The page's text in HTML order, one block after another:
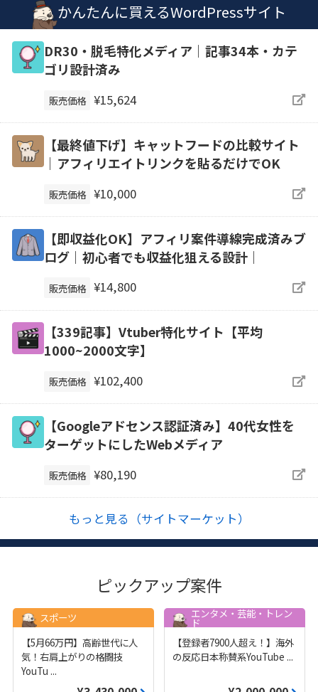
かんたんに買えるWordPressサイト
DR30・脱毛特化メディア｜記事34本・カテ
ゴリ設計済み
販売価格 ¥15,624
【最終値下げ】キャットフードの比較サイト
｜アフィリエイトリンクを貼るだけでOK
販売価格 ¥10,000
【即収益化OK】アフィリ案件導線完成済みブ
ログ｜初心者でも収益化狙える設計｜
販売価格 ¥14,800
【339記事】Vtuber特化サイト【平均
1000~2000文字】
販売価格 ¥102,400
【Googleアドセンス認証済み】40代女性を
ターゲットにしたWebメディア
販売価格 ¥80,190
もっと見る（サイトマーケット）
ピックアップ案件
スポーツ
【5月66万円】高齢世代に人
気！右肩上がりの格闘技
YouTu ...
エンタメ・芸能・トレン
ド
【登録者7900人超え！】海外
の反応日本称賛系YouTube ...